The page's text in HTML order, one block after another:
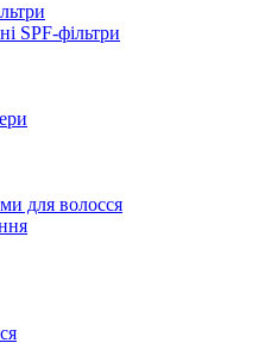
SPF-фільтри
для волосся